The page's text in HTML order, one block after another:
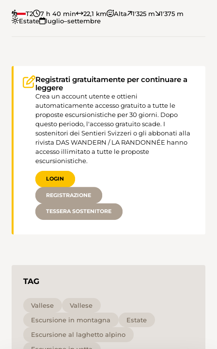
T2 7 h 40 min 22,1 km Alta 1'325 m
1'375 m
Estate
luglio–settembre
Registrati gratuitamente per continuare a
leggere
Crea un account utente e ottieni
automaticamente accesso gratuito a tutte le
proposte escursionistiche per 30 giorni. Dopo
questo periodo, l'accesso gratuito scade. I
sostenitori dei Sentieri Svizzeri o gli abbonati alla
rivista DAS WANDERN / LA RANDONNÉE hanno
accesso illimitato a tutte le proposte
escursionistiche.
LOGIN
REGISTRAZIONE
TESSERA SOSTENITORE
TAG
Vallese
Vallese
Escursione in montagna
Estate
Escursione al laghetto alpino